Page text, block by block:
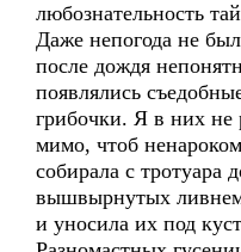
любознательность
Даже непогода не
после дождя
появлялись
грибочки. Я в них не
мимо, чтоб
собирала с тротуара
вышвырнутых
и уносила их под